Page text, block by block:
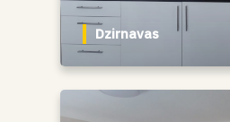
Dzirnavas